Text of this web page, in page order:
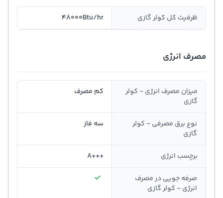
ظرفیت کل کولر گازی 48000Btu/hr
مصرف انرژی
میزان مصرف انرژی - کولر
گازی
کم مصرف
نوع برق مصرفی - کولر
گازی
سه فاز
برچسب انرژی +++A
صرفه جویی در مصرف
انرژی - کولر گازی